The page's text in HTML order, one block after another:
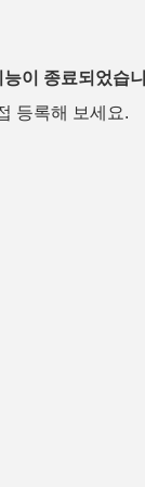
이 종료되었습
등록해 보세요.